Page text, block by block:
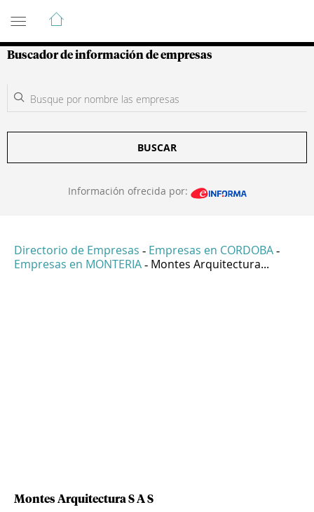
Guía de Empresas Colombianas
Buscador de información de empresas
BUSCAR
Información ofrecida por:
Directorio de Empresas - Empresas en CORDOBA -
Empresas en MONTERIA - Montes Arquitectura...
Montes Arquitectura S A S